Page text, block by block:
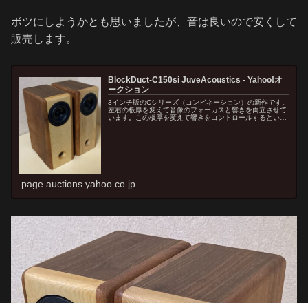
ボツにしようかとも思いましたが、音は良いので安くして
販売します。
BlockDuct-C150si JuveAcoustics - Yahoo!オ
ークション
3インチ版のCシリーズ（コンビネーション）の新作です。
左右の板厚を変えて音像のフォーカスと響きを両立させて
います。この板厚を変えて響きをコントロールするという
page.auctions.yahoo.co.jp